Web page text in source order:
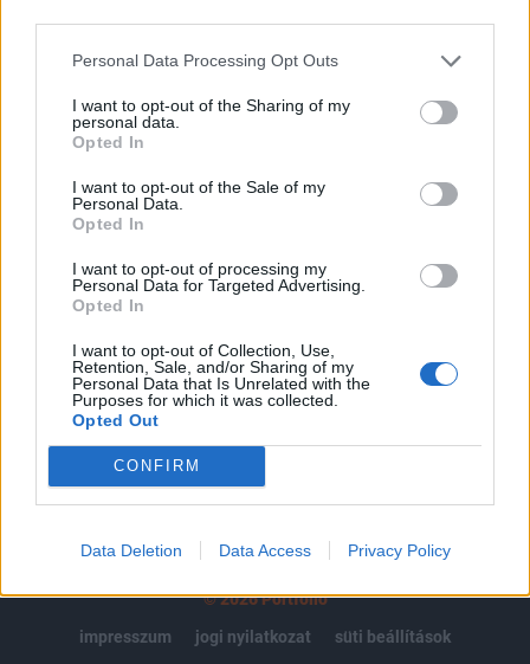
Personal Data Processing Opt Outs
I want to opt-out of the Sharing of my
personal data.
Opted In
I want to opt-out of the Sale of my
Personal Data.
Opted In
I want to opt-out of processing my
Personal Data for Targeted Advertising.
Opted In
I want to opt-out of Collection, Use,
Retention, Sale, and/or Sharing of my
Personal Data that Is Unrelated with the
Purposes for which it was collected.
Opted Out
CONFIRM
Data Deletion Data Access Privacy Policy
A keresett cikk a portfolio.hu hírarchívumához
tartozik, melynek olvasása előfizetéses
regisztrációhoz kötött.
Az előfizetés a következőket tartalmazza:
Portfolio.hu teljes cikkarchívum
Kötéslisták: BÉT elmúlt 2 év napon belüli
kötéslistái
MÁR ELŐFIZETŐNK VAGY? BEJELENTKEZÉS
© 2026 Portfolio
impresszum
jogi nyilatkozat süti beállítások